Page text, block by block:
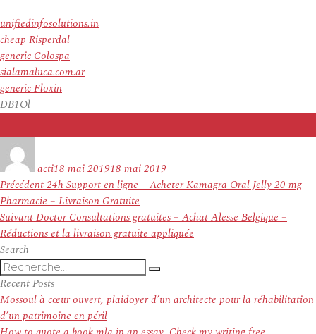
unifiedinfosolutions.in
cheap Risperdal
generic Colospa
sialamaluca.com.ar
generic Floxin
DB1Ol
actile
18 mai 201918 mai 2019
Navigation
de
l’article
PrécédentArticle
précédent :
24h Support en ligne – Acheter Kamagra Oral Jelly 20 mg
Pharmacie – Livraison Gratuite
SuivantArticle
suivant :
Doctor Consultations gratuites – Achat Alesse Belgique –
Réductions et la livraison gratuite appliquée
Search
Recherche
pour
:
Recherche
Recent Posts
Mossoul à cœur ouvert, plaidoyer d’un architecte pour la réhabilitation
d’un patrimoine en péril